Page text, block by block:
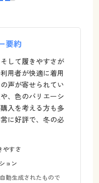
要約
して履きやすさが
用者が快適に着用
声が寄せられてい
、色のバリエーシ
入を考える方も多
に好評で、冬の必
やすさ
ョン
動生成されたもので